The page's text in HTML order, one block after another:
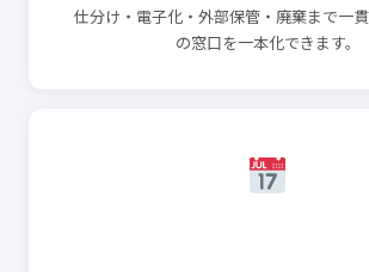
仕分け・電子化・外部保管・廃棄まで一
の窓口を一本化できます。